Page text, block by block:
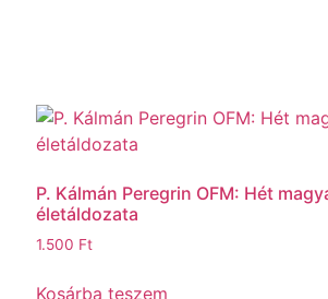
P. Kálmán Peregrin OFM: Hét
életáldozata
1.500 Ft
Kosárba teszem